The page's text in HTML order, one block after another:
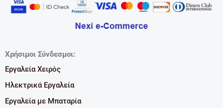
Χρήσιμοι Σύνδεσμοι:
Εργαλεία Χειρός
Ηλεκτρικά Εργαλεία
Εργαλεία με Μπαταρία